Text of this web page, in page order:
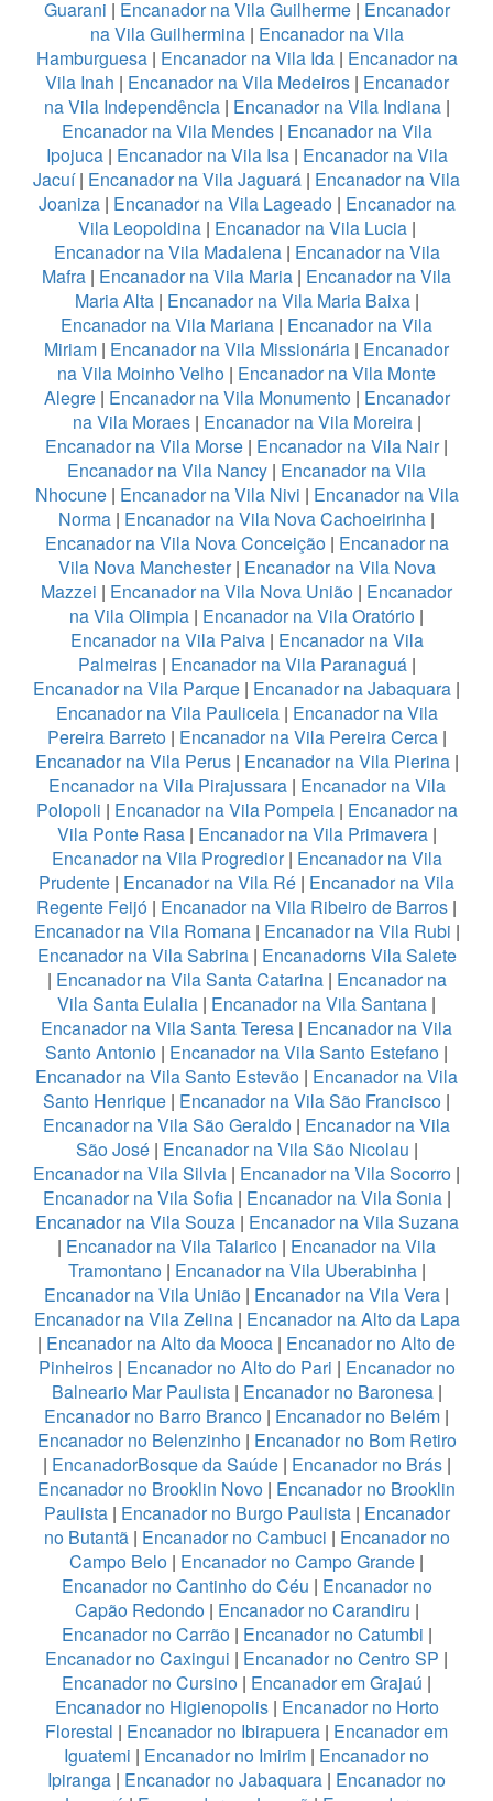
Guarani | Encanador na Vila Guilherme| Encanador
na Vila Guilhermina| Encanador na Vila
Hamburguesa| Encanador na Vila Ida| Encanador na
Vila Inah | Encanador na Vila Medeiros| Encanador
na Vila Independência| Encanador na Vila Indiana|
Encanador na Vila Mendes| Encanador na Vila
Ipojuca| Encanador na Vila Isa| Encanador na Vila
Jacuí| Encanador na Vila Jaguará | Encanador na Vila
Joaniza| Encanador na Vila Lageado| Encanador na
Vila Leopoldina| Encanador na Vila Lucia|
Encanador na Vila Madalena| Encanador na Vila
Mafra | Encanador na Vila Maria | Encanador na Vila
Maria Alta| Encanador na Vila Maria Baixa|
Encanador na Vila Mariana | Encanador na Vila
Miriam | Encanador na Vila Missionária | Encanador
na Vila Moinho Velho | Encanador na Vila Monte
Alegre| Encanador na Vila Monumento| Encanador
na Vila Moraes| Encanador na Vila Moreira|
Encanador na Vila Morse | Encanador na Vila Nair|
Encanador na Vila Nancy | Encanador na Vila
Nhocune| Encanador na Vila Nivi | Encanador na Vila
Norma | Encanador na Vila Nova Cachoeirinha |
Encanador na Vila Nova Conceição| Encanador na
Vila Nova Manchester| Encanador na Vila Nova
Mazzei | Encanador na Vila Nova União | Encanador
na Vila Olimpia | Encanador na Vila Oratório |
Encanador na Vila Paiva| Encanador na Vila
Palmeiras| Encanador na Vila Paranaguá|
Encanador na Vila Parque | Encanador na Jabaquara |
Encanador na Vila Pauliceia| Encanador na Vila
Pereira Barreto| Encanador na Vila Pereira Cerca|
Encanador na Vila Perus| Encanador na Vila Pierina|
Encanador na Vila Pirajussara| Encanador na Vila
Polopoli | Encanador na Vila Pompeia| Encanador na
Vila Ponte Rasa| Encanador na Vila Primavera|
Encanador na Vila Progredior| Encanador na Vila
Prudente | Encanador na Vila Ré | Encanador na Vila
Regente Feijó | Encanador na Vila Ribeiro de Barros |
Encanador na Vila Romana| Encanador na Vila Rubi |
Encanador na Vila Sabrina| Encanadorns Vila Salete
| Encanador na Vila Santa Catarina| Encanador na
Vila Santa Eulalia | Encanador na Vila Santana |
Encanador na Vila Santa Teresa | Encanador na Vila
Santo Antonio | Encanador na Vila Santo Estefano |
Encanador na Vila Santo Estevão | Encanador na Vila
Santo Henrique | Encanador na Vila São Francisco |
Encanador na Vila São Geraldo | Encanador na Vila
São José| Encanador na Vila São Nicolau |
Encanador na Vila Silvia | Encanador na Vila Socorro |
Encanador na Vila Sofia| Encanador na Vila Sonia|
Encanador na Vila Souza| Encanador na Vila Suzana
| Encanador na Vila Talarico | Encanador na Vila
Tramontano| Encanador na Vila Uberabinha|
Encanador na Vila União | Encanador na Vila Vera |
Encanador na Vila Zelina| Encanador na Alto da Lapa
| Encanador na Alto da Mooca | Encanador no Alto de
Pinheiros| Encanador no Alto do Pari | Encanador no
Balneario Mar Paulista| Encanador no Baronesa|
Encanador no Barro Branco | Encanador no Belém |
Encanador no Belenzinho| Encanador no Bom Retiro
| EncanadorBosque da Saúde| Encanador no Brás|
Encanador no Brooklin Novo | Encanador no Brooklin
Paulista| Encanador no Burgo Paulista| Encanador
no Butantã| Encanador no Cambuci | Encanador no
Campo Belo | Encanador no Campo Grande |
Encanador no Cantinho do Céu | Encanador no
Capão Redondo| Encanador no Carandiru |
Encanador no Carrão| Encanador no Catumbi |
Encanador no Caxingui | Encanador no Centro SP |
Encanador no Cursino | Encanador em Grajaú |
Encanador no Higienopolis| Encanador no Horto
Florestal | Encanador no Ibirapuera | Encanador em
Iguatemi | Encanador no Imirim | Encanador no
Ipiranga | Encanador no Jabaquara | Encanador no